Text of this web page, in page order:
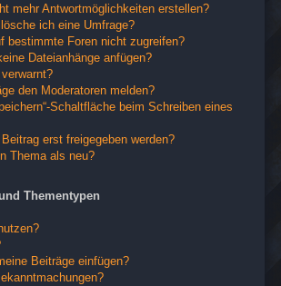
mehr Antwortmöglichkeiten erstellen?
ich eine Umfrage?
bestimmte Foren nicht zugreifen?
Dateianhänge anfügen?
den Moderatoren melden?
Schaltfläche beim Schreiben eines
erst freigegeben werden?
Thema als neu?
Thementypen
Beiträge einfügen?